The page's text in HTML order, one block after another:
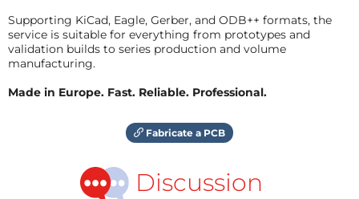
Supporting KiCad, Eagle, Gerber, and ODB++ formats, the
service is suitable for everything from prototypes and
validation builds to series production and volume
manufacturing.
Made in Europe. Fast. Reliable. Professional.
Fabricate a PCB
Discussion